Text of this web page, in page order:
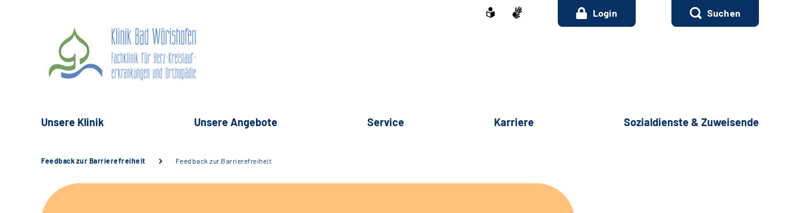
Login Suchen
Unsere Klinik Unsere Angebote Service Karriere Sozialdienste & Zuweisende
Feedback zur Barrierefreiheit Feedback zur Barrierefreiheit